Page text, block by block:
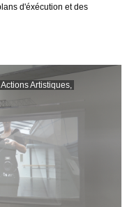
d'éxécution et des
Artistiques,
Artistiques,